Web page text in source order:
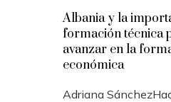
Albania y la
formación técnica
avanzar en la
económica
Adriana Sánchez